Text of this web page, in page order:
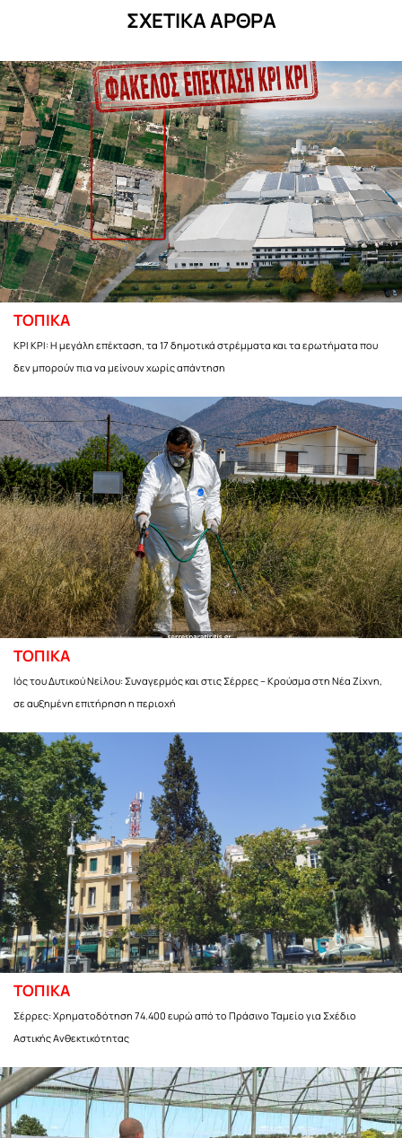
ΣΧΕΤΙΚΑ ΑΡΘΡΑ
ΤΟΠΙΚΑ
ΚΡΙ ΚΡΙ: Η μεγάλη επέκταση, τα 17 δημοτικά στρέμματα και τα ερωτήματα που
δεν μπορούν πια να μείνουν χωρίς απάντηση
ΤΟΠΙΚΑ
Ιός του Δυτικού Νείλου: Συναγερμός και στις Σέρρες – Κρούσμα στη Νέα Ζίχνη,
σε αυξημένη επιτήρηση η περιοχή
ΤΟΠΙΚΑ
Σέρρες: Χρηματοδότηση 74.400 ευρώ από το Πράσινο Ταμείο για Σχέδιο
Αστικής Ανθεκτικότητας